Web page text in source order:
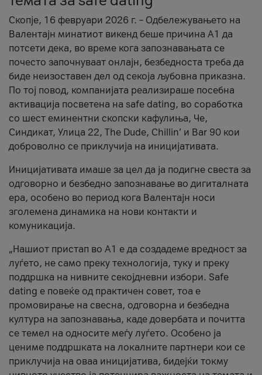
Скопје, 16 февруари 2026 г. – Одбележувањето на
Валентајн минатиот викенд беше причина А1 да
потсети дека, во време кога запознавањата се
почесто започнуваат онлајн, безбедноста треба да
биде неизоставен дел од секоја љубовна приказна.
По тој повод, компанијата реализираше посебна
активација посветена на safe dating, во соработка
со шест еминентни скопски кафулиња, Че,
Синдикат, Улица 22, The Dude, Chillin’ и Bar 90 кои
доброволно се приклучија на иницијативата.
Иницијативата имаше за цел да ја подигне свеста за
одговорно и безбедно запознавање во дигиталната
ера, особено во период кога Валентајн носи
зголемена динамика на нови контакти и
комуникација.
„Нашиот пристап во А1 е да создадеме вредност за
луѓето, не само преку технологија, туку и преку
поддршка на нивните секојдневни избори. Safe
dating е повеќе од практичен совет, тоа е
промовирање на свесна, одговорна и безбедна
култура на запознавања, каде довербата и почитта
се темел на односите меѓу луѓето. Особено ја
цениме поддршката на локалните партнери кои се
приклучија на оваа иницијатива, бидејќи токму